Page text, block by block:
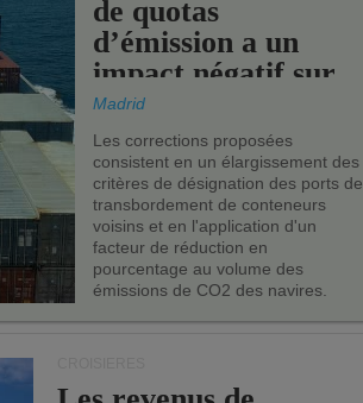
de quotas
d’émission a un
impact négatif sur
les ports de l’UE.
Madrid
Les corrections proposées
consistent en un élargissement des
critères de désignation des ports de
transbordement de conteneurs
voisins et en l'application d'un
facteur de réduction en
pourcentage au volume des
émissions de CO2 des navires.